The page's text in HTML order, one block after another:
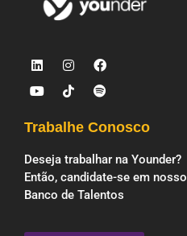
Trabalhe Conosco
Deseja trabalhar na Younder?
Então, candidate-se em nosso
Banco de Talentos